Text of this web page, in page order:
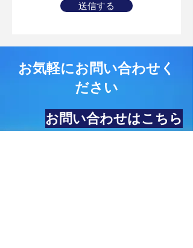
送信する
お気軽にお問い合わせく
ださい
お問い合わせはこちら